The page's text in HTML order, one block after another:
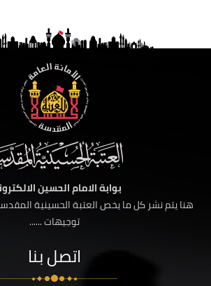
بوابة الامام الحسين
هنا يتم نشر كل ما يخص العتبة الحسينية
توجيهات ......
اتصل بنا